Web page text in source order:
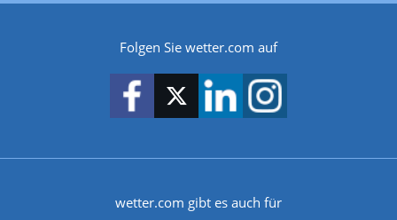
Folgen Sie wetter.com auf
wetter.com gibt es auch für